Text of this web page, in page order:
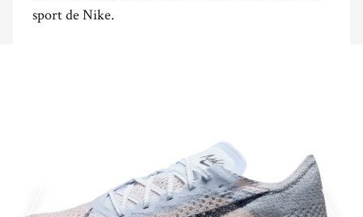
sport de Nike.